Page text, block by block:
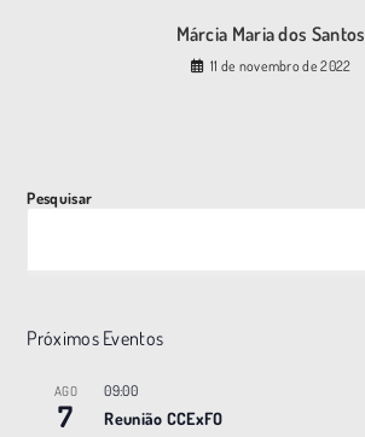
Márcia Maria dos Santos
11 de novembro de 2022
Pesquisar
Próximos Eventos
AGO
7
09:00
Reunião CCExFO